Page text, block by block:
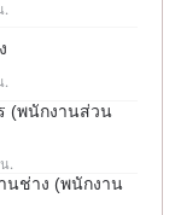
.
.
(พนักงานส่วน
.
นช่าง (พนักงาน